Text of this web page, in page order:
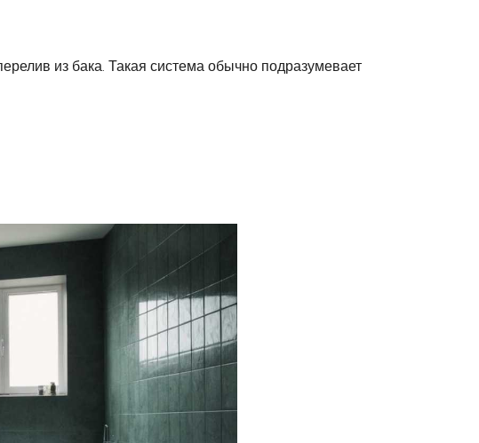
из бака. Такая система обычно подразумевает